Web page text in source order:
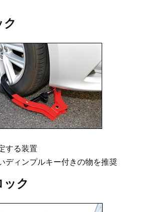
ク
する装置
ディンプルキー付きの物を推奨
ク